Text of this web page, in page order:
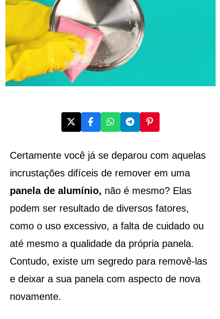
Certamente você já se deparou com aquelas
incrustações difíceis de remover em uma
panela de alumínio, não é mesmo? Elas
podem ser resultado de diversos fatores,
como o uso excessivo, a falta de cuidado ou
até mesmo a qualidade da própria panela.
Contudo, existe um segredo para removê-las
e deixar a sua panela com aspecto de nova
novamente.